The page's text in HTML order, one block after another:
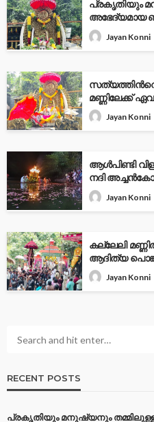
പ്രകൃതിയും
അഭേദ്യമായ
Jayan Konni
സത്യത്തിന്‍റെ
മണ്ണിലേക്ക്
Jayan Konni
ആൾപിണ്ടി
നദി
Jayan Konni
കല്ലേലി
ആദിത്യ
Jayan Konni
RECENT POSTS
പ്രകൃതിയും മനുഷ്യനും